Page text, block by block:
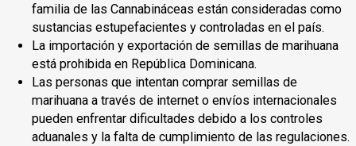
familia de las Cannabináceas están consideradas como
sustancias estupefacientes y controladas en el país.
La importación y exportación de semillas de marihuana
está prohibida en República Dominicana.
Las personas que intentan comprar semillas de
marihuana a través de internet o envíos internacionales
pueden enfrentar dificultades debido a los controles
aduanales y la falta de cumplimiento de las regulaciones.